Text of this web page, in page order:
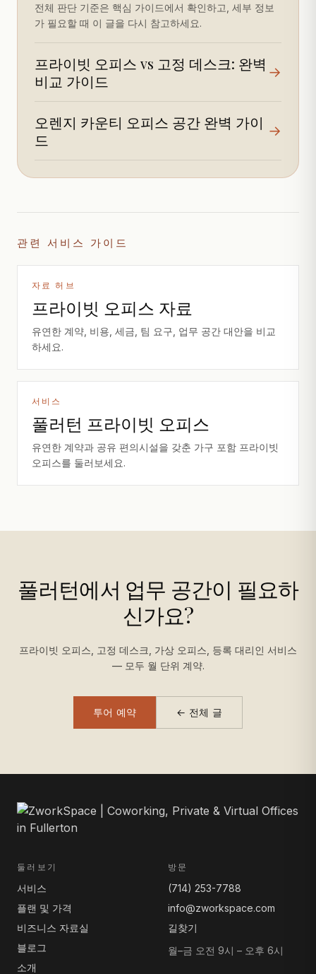
전체 판단 기준은 핵심 가이드에서 확인하고, 세부 정보
가 필요할 때 이 글을 다시 참고하세요.
프라이빗 오피스 vs 고정 데스크: 완벽
비교 가이드
→
오렌지 카운티 오피스 공간 완벽 가이
드
→
관련 서비스 가이드
자료 허브
프라이빗 오피스 자료
유연한 계약, 비용, 세금, 팀 요구, 업무 공간 대안을 비교
하세요.
서비스
풀러턴 프라이빗 오피스
유연한 계약과 공유 편의시설을 갖춘 가구 포함 프라이빗
오피스를 둘러보세요.
풀러턴에서 업무 공간이 필요하
신가요?
프라이빗 오피스, 고정 데스크, 가상 오피스, 등록 대리인 서비스
— 모두 월 단위 계약.
투어 예약 ← 전체 글
둘러보기
서비스
플랜 및 가격
비즈니스 자료실
블로그
소개
방문
(714) 253-7788
info@zworkspace.com
길찾기
월–금 오전 9시 – 오후 6시